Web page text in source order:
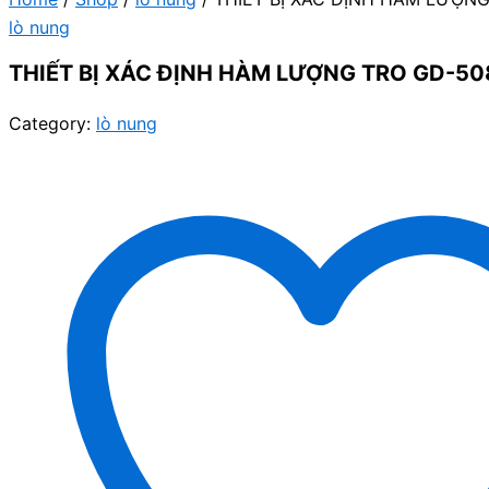
lò nung
THIẾT BỊ XÁC ĐỊNH HÀM LƯỢNG TRO GD-
Category: lò nung